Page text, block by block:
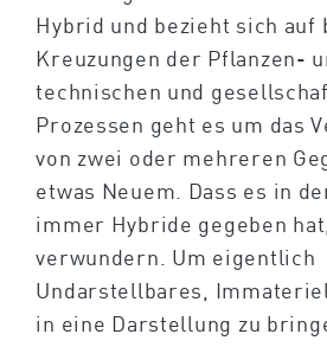
Hybrid und bezieht sich auf
Kreuzungen der Pflanzen-
technischen und
Prozessen geht es um das
von zwei oder mehreren
etwas Neuem. Dass es in
immer Hybride gegeben
verwundern. Um eigentlich
Undarstellbares,
in eine Darstellung zu